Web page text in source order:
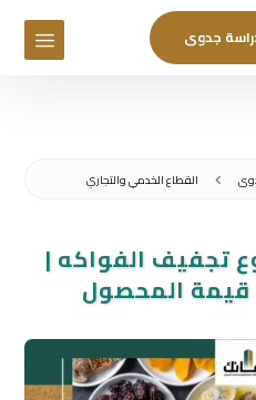
جدوى
القطاع الخدمي والتجاري
تجفيف الفواكه |
المحصول